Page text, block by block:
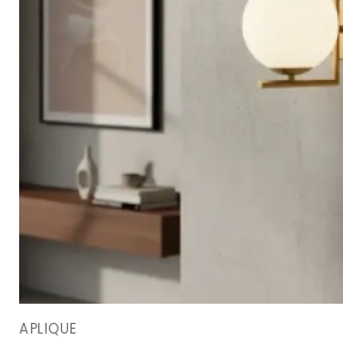
APLIQUE